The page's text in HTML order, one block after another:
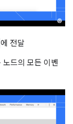
에 전달
드의 모든 이벤